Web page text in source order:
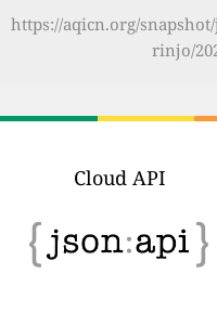
https://aqicn.org/
rinjo/
Cloud API